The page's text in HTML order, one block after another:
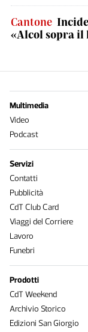
Cantone
«Alcol sopra il
Multimedia
Video
Podcast
Servizi
Contatti
Pubblicità
CdT Club Card
Viaggi del Corriere
Lavoro
Funebri
Prodotti
CdT Weekend
Archivio Storico
Edizioni San Giorgio